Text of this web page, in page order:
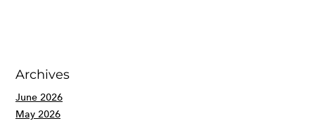
Archives
June 2026
May 2026